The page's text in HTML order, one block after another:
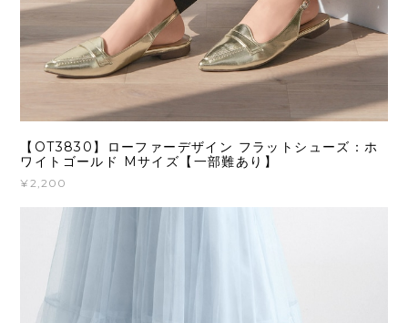
【OT3830】ローファーデザイン フラットシューズ：ホ
ワイトゴールド Mサイズ【一部難あり】
¥2,200